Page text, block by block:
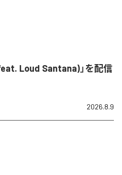
Loud Santana)」を配信
2026.8.9